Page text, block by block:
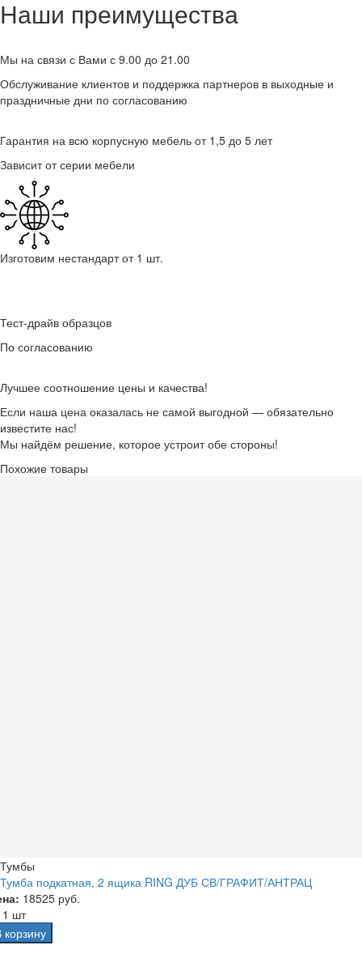
Наши преимущества
Мы на связи с Вами с 9.00 до 21.00
Обслуживание клиентов и поддержка партнеров в выходные и
праздничные дни по согласованию
Гарантия на всю корпусную мебель от 1,5 до 5 лет
Зависит от серии мебели
Изготовим нестандарт от 1 шт.
Тест-драйв образцов
По согласованию
Лучшее соотношение цены и качества!
Если наша цена оказалась не самой выгодной — обязательно
известите нас!
Мы найдём решение, которое устроит обе стороны!
Похожие товары
Тумбы
Тумба подкатная, 2 ящика RING ДУБ СВ/ГРАФИТ/АНТРАЦ
18525 руб.
1 шт
корзину